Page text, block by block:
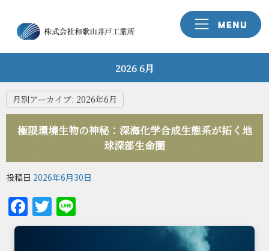
2026 6月
月別アーカイブ: 2026年6月
極限環境生物の神秘：深海化学合成生態系が拓く地
球深部生命圏
投稿日 2026年6月30日
Facebook
Twitter